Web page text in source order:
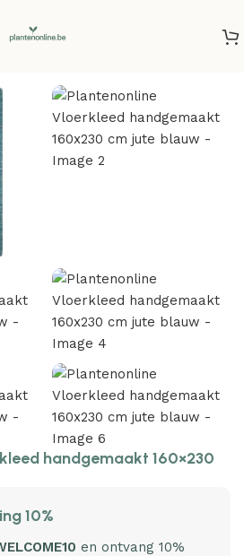
handgemaakt 160×230
10%
en ontvang 10%